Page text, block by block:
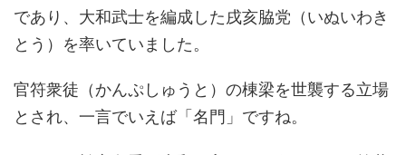
であり、大和武士を編成した戌亥脇党（いぬいわき
とう）を率いていました。
官符衆徒（かんぷしゅうと）の棟梁を世襲する立場
とされ、一言でいえば「名門」ですね。